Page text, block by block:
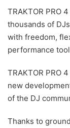
TRAKTOR PRO
thousands of
with freedom,
performance
TRAKTOR PRO
new
of the DJ
Thanks to